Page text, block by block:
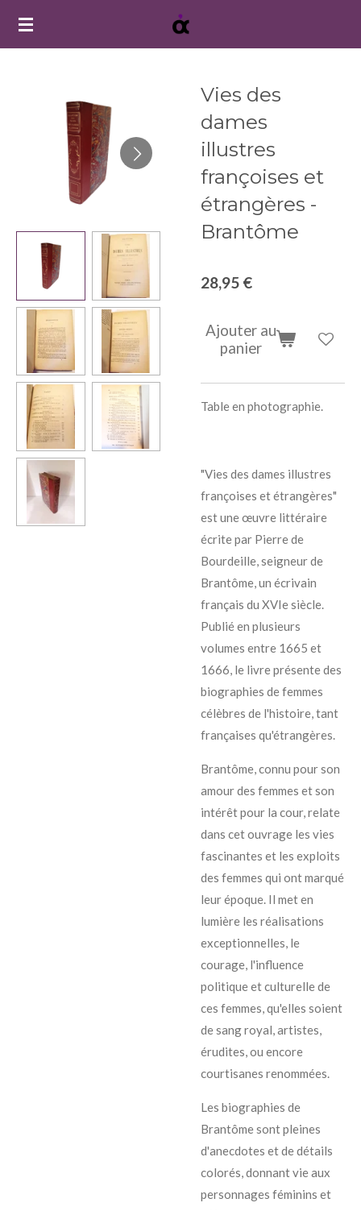
Passer
Vies des
dames
illustres
françoises et
étrangères -
Brantôme
28,95 €
Ajouter au
panier
Table en photographie.
"Vies des dames illustres
françoises et étrangères"
est une œuvre littéraire
écrite par Pierre de
Bourdeille, seigneur de
Brantôme, un écrivain
français du XVIe siècle.
Publié en plusieurs
volumes entre 1665 et
1666, le livre présente des
biographies de femmes
célèbres de l'histoire, tant
françaises qu'étrangères.
Brantôme, connu pour son
amour des femmes et son
intérêt pour la cour, relate
dans cet ouvrage les vies
fascinantes et les exploits
des femmes qui ont marqué
leur époque. Il met en
lumière les réalisations
exceptionnelles, le
courage, l'influence
politique et culturelle de
ces femmes, qu'elles soient
de sang royal, artistes,
érudites, ou encore
courtisanes renommées.
Les biographies de
Brantôme sont pleines
d'anecdotes et de détails
colorés, donnant vie aux
personnages féminins et